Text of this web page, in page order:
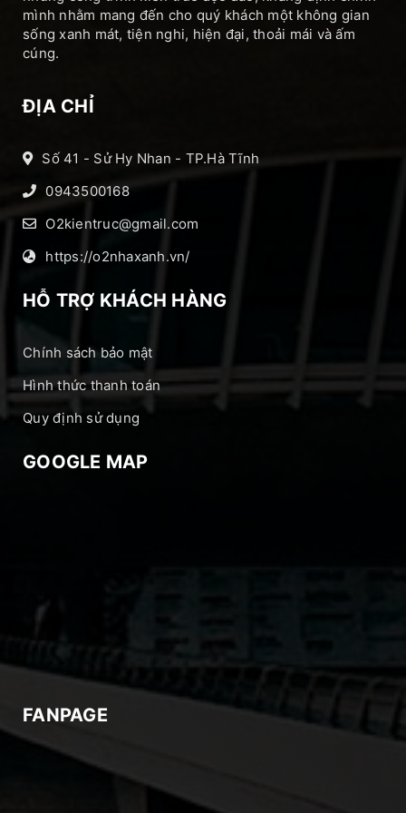
mình nhằm mang đến cho quý khách một không gian
sống xanh mát, tiện nghi, hiện đại, thoải mái và ấm
cúng.
ĐỊA CHỈ
Số 41 - Sử Hy Nhan - TP.Hà Tĩnh
0943500168
O2kientruc@gmail.com
https://o2nhaxanh.vn/
HỖ TRỢ KHÁCH HÀNG
Chính sách bảo mật
Hình thức thanh toán
Quy định sử dụng
GOOGLE MAP
FANPAGE